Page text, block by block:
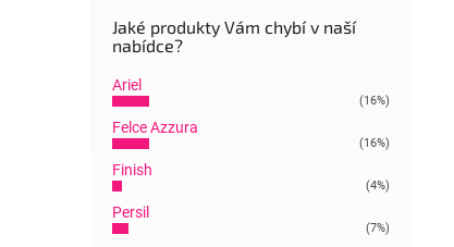
Jaké produkty Vám chybí v naší
nabídce?
Ariel
(16%)
Felce Azzura
(16%)
Finish
(4%)
Persil
(7%)